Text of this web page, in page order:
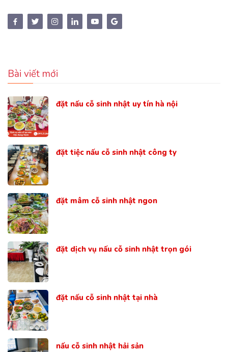
Bài viết mới
đặt nấu cỗ sinh nhật uy tín hà nội
đặt tiệc nấu cỗ sinh nhật công ty
đặt mâm cỗ sinh nhật ngon
đặt dịch vụ nấu cỗ sinh nhật trọn gói
đặt nấu cỗ sinh nhật tại nhà
nấu cỗ sinh nhật hải sản